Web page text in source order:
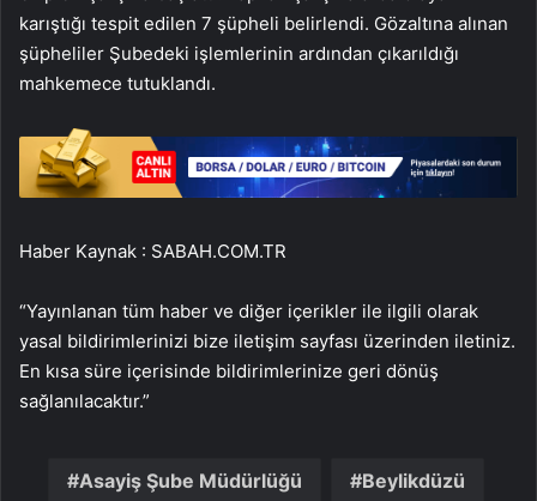
karıştığı tespit edilen 7 şüpheli belirlendi. Gözaltına alınan
şüpheliler Şubedeki işlemlerinin ardından çıkarıldığı
mahkemece tutuklandı.
Haber Kaynak : SABAH.COM.TR
“Yayınlanan tüm haber ve diğer içerikler ile ilgili olarak
yasal bildirimlerinizi bize iletişim sayfası üzerinden iletiniz.
En kısa süre içerisinde bildirimlerinize geri dönüş
sağlanılacaktır.”
Asayiş Şube Müdürlüğü Beylikdüzü